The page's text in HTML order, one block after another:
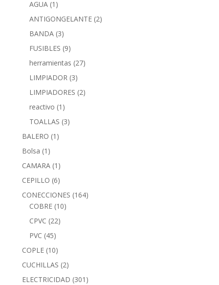
AGUA (1)
ANTIGONGELANTE (2)
BANDA (3)
FUSIBLES (9)
herramientas (27)
LIMPIADOR (3)
LIMPIADORES (2)
reactivo (1)
TOALLAS (3)
BALERO (1)
Bolsa (1)
CAMARA (1)
CEPILLO (6)
CONECCIONES (164)
COBRE (10)
CPVC (22)
PVC (45)
COPLE (10)
CUCHILLAS (2)
ELECTRICIDAD (301)